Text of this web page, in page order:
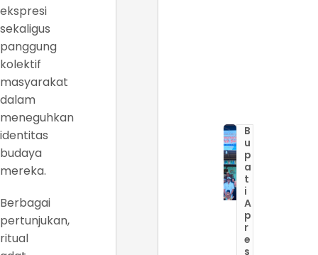
ekspresi
sekaligus
panggung
kolektif
masyarakat
dalam
meneguhkan
identitas
budaya
mereka.
Berbagai
pertunjukan,
ritual
B
u
p
a
t
i
A
p
r
e
s